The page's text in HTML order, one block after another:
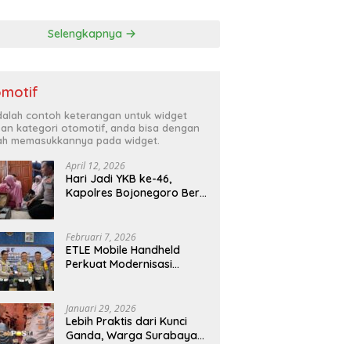
Selengkapnya
contoh keterangan untuk widget
kategori otomotif, anda bisa dengan
memasukkannya pada widget.
April 12, 2026
Hari Jadi YKB ke-46,
Kapolres Bojonegoro Beri
Februari 7, 2026
ETLE Mobile Handheld
Perkuat Modernisasi
Januari 29, 2026
Lebih Praktis dari Kunci
Ganda, Warga Surabaya